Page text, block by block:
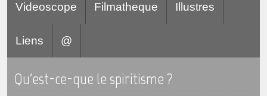
Bulletins "Le Spiritisme"
Newsletters
Sujets du mois
Videoscope Filmatheque Illustres
Liens @
Qu'est-ce-que le spiritisme ?